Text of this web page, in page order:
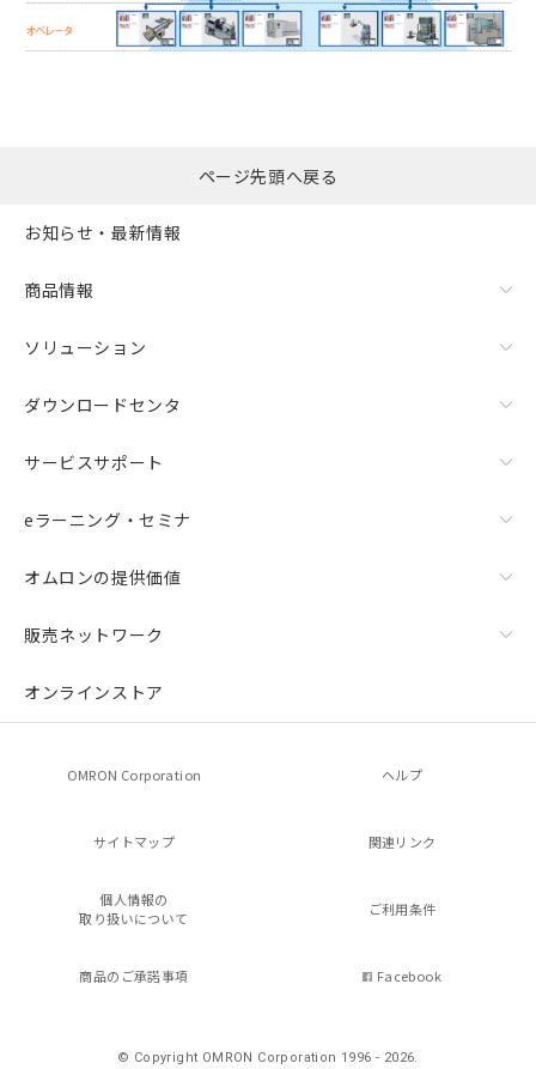
ページ先頭へ戻る
お知らせ・最新情報
商品情報
ソリューション
ダウンロードセンタ
サービスサポート
eラーニング・セミナ
オムロンの提供価値
販売ネットワーク
オンラインストア
OMRON Corporation ヘルプ
サイトマップ 関連リンク
個人情報の
取り扱いについて
ご利用条件
商品のご承諾事項 Facebook
© Copyright OMRON Corporation 1996 - 2026.